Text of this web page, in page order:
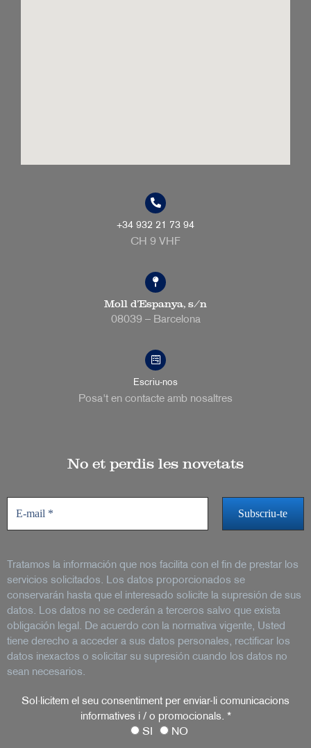
+34 932 21 73 94
CH 9 VHF
Moll d’Espanya, s/n
08039 – Barcelona
Escriu-nos
Posa't en contacte amb nosaltres
No et perdis les novetats
Tratamos la información que nos facilita con el fin de prestar los
servicios solicitados. Los datos proporcionados se
conservarán hasta que el interesado solicite la supresión de sus
datos. Los datos no se cederán a terceros salvo que exista
obligación legal. De acuerdo con la normativa vigente, Usted
tiene derecho a acceder a sus datos personales, rectificar los
datos inexactos o solicitar su supresión cuando los datos no
sean necesarios.
Sol·licitem el seu consentiment per enviar-li comunicacions
informatives i / o promocionals. *
SI
NO